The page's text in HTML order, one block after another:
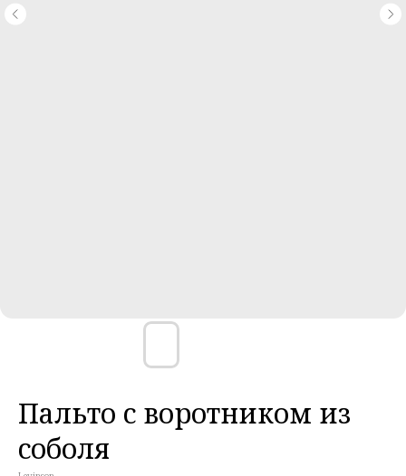
Пальто с воротником из
соболя